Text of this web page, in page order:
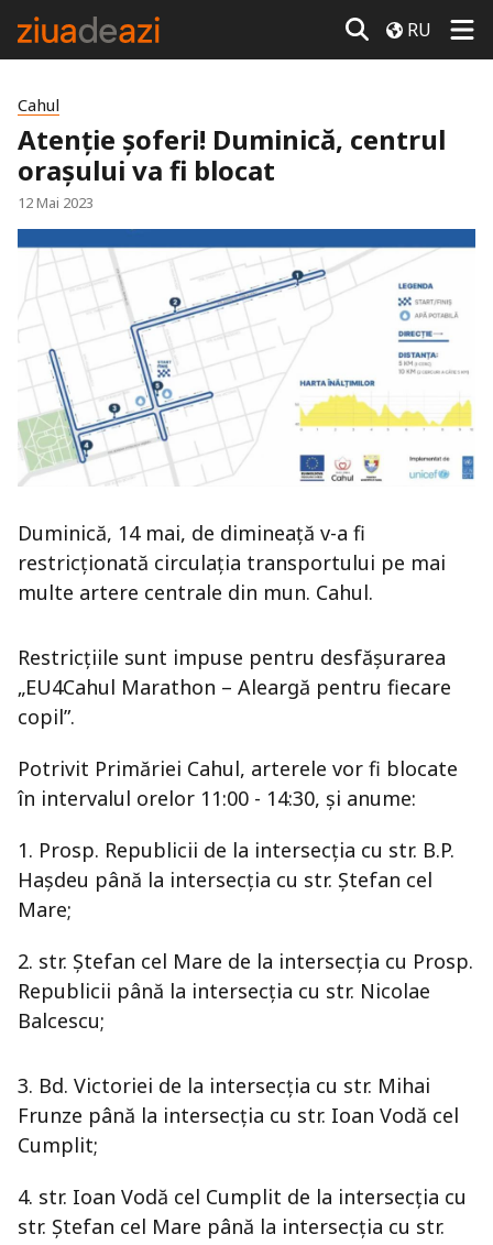
RU
Cahul
Atenție șoferi! Duminică, centrul
orașului va fi blocat
12 Mai 2023
Duminică, 14 mai, de dimineață v-a fi
restricționată circulația transportului pe mai
multe artere centrale din mun. Cahul.
Restricțiile sunt impuse pentru desfășurarea
„EU4Cahul Marathon – Aleargă pentru fiecare
copil”.
Potrivit Primăriei Cahul, arterele vor fi blocate
în intervalul orelor 11:00 - 14:30, și anume:
1. Prosp. Republicii de la intersecția cu str. B.P.
Hașdeu până la intersecția cu str. Ștefan cel
Mare;
2. str. Ștefan cel Mare de la intersecția cu Prosp.
Republicii până la intersecția cu str. Nicolae
Balcescu;
3. Bd. Victoriei de la intersecția cu str. Mihai
Frunze până la intersecția cu str. Ioan Vodă cel
Cumplit;
4. str. Ioan Vodă cel Cumplit de la intersecția cu
str. Ştefan cel Mare până la intersecția cu str.